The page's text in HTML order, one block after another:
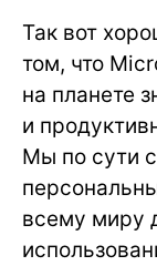
Так вот
том, что
на планете
и
Мы по сути
всему миру